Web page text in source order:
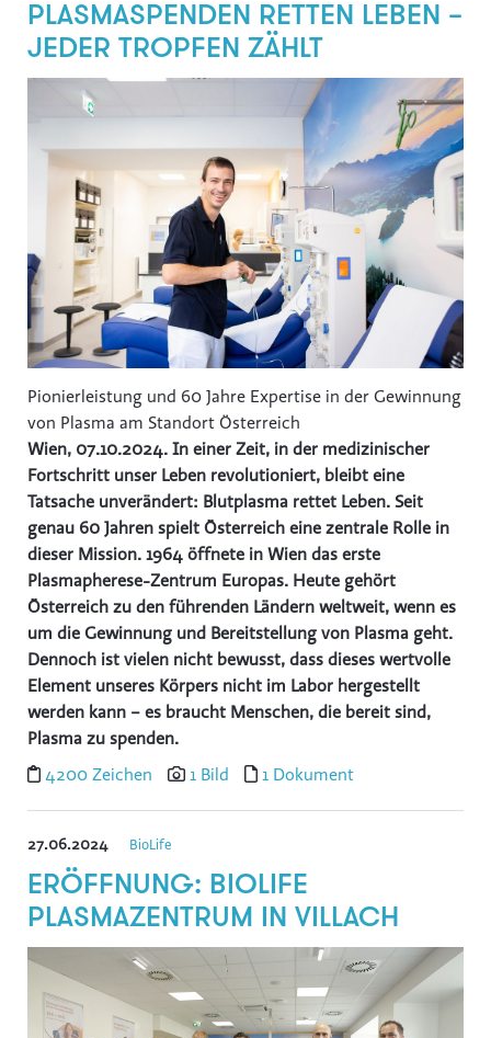
PLASMASPENDEN RETTEN LEBEN –
JEDER TROPFEN ZÄHLT
Pionierleistung und 60 Jahre Expertise in der Gewinnung
von Plasma am Standort Österreich
Wien, 07.10.2024. In einer Zeit, in der medizinischer
Fortschritt unser Leben revolutioniert, bleibt eine
Tatsache unverändert: Blutplasma rettet Leben. Seit
genau 60 Jahren spielt Österreich eine zentrale Rolle in
dieser Mission. 1964 öffnete in Wien das erste
Plasmapherese-Zentrum Europas. Heute gehört
Österreich zu den führenden Ländern weltweit, wenn es
um die Gewinnung und Bereitstellung von Plasma geht.
Dennoch ist vielen nicht bewusst, dass dieses wertvolle
Element unseres Körpers nicht im Labor hergestellt
werden kann – es braucht Menschen, die bereit sind,
Plasma zu spenden.
4200 Zeichen 1 Bild 1 Dokument
27.06.2024 BioLife
ERÖFFNUNG: BIOLIFE
PLASMAZENTRUM IN VILLACH